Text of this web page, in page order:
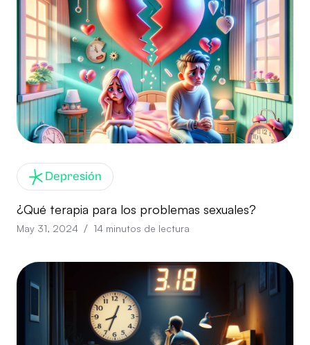
Depresión
¿Qué terapia para los problemas sexuales?
May 31, 2024 / 14 minutos de lectura